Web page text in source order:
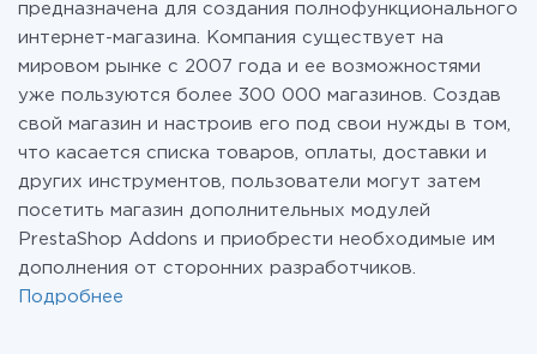
предназначена для создания полнофункционального
интернет-магазина. Компания существует на
мировом рынке с 2007 года и ее возможностями
уже пользуются более 300 000 магазинов. Создав
свой магазин и настроив его под свои нужды в том,
что касается списка товаров, оплаты, доставки и
других инструментов, пользователи могут затем
посетить магазин дополнительных модулей
PrestaShop Addons и приобрести необходимые им
дополнения от сторонних разработчиков.
Подробнее